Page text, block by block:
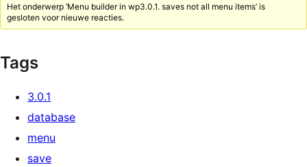
Het onderwerp ‘Menu builder in wp3.0.1. saves not all menu items’ is
gesloten voor nieuwe reacties.
Tags
3.0.1
database
menu
save